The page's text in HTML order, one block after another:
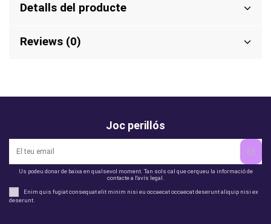
Detalls del producte
Reviews (0)
Joc perillós
Us podeu donar de baixa en qualsevol moment. Tan sols cal que cerqueu la informació de
contacte a l'avís legal.
Enim quis fugiat consequat elit minim nisi eu occaecat occaecat deserunt aliquip nisi ex
deserunt.